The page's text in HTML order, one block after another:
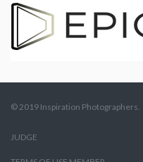
© 2019 Inspiration Photographers.
JUDGE